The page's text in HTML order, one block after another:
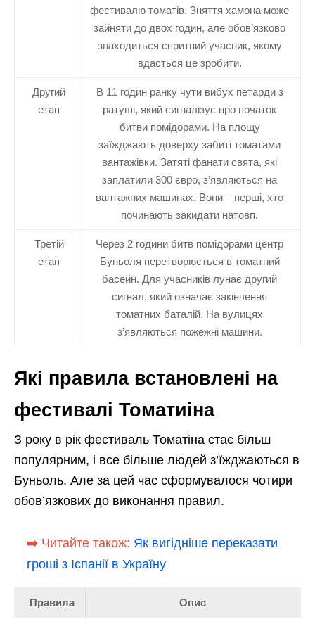
фестивалю томатів. Зняття хамона може
зайняти до двох годин, але обов’язково
знаходиться спритний учасник, якому
вдасться це зробити.
Другий
етап
В 11 годин ранку чути вибух петарди з
ратуші, який сигналізує про початок
битви помідорами. На площу
заїжджають доверху забиті томатами
вантажівки. Затяті фанати свята, які
заплатили 300 євро, з’являються на
вантажних машинах. Вони – перші, хто
починають закидати натовп.
Третій
етап
Через 2 години битв помідорами центр
Буньоля перетворюється в томатний
басейн. Для учасників лунає другий
сигнал, який означає закінчення
томатних баталій. На вулицях
з’являються пожежні машини.
Які правила встановлені на
фестивалі Томатиіна
З року в рік фестиваль Томатіна стає більш
популярним, і все більше людей з’їжджаються в
Буньоль. Але за цей час сформувалося чотири
обов’язкових до виконання правил.
➡️ Читайте також: Як вигідніше переказати
гроші з Іспанії в Україну
Правила Опис